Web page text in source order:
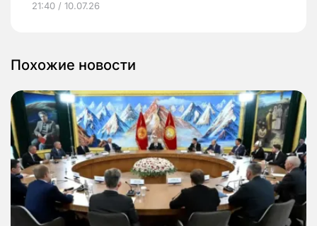
21:40 / 10.07.26
Похожие новости